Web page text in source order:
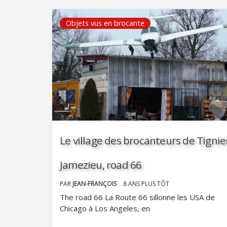
Objets vus en brocante
Le village des brocanteurs de
Jamezieu, road 66
PAR JEAN-FRANÇOIS 8 ANS PLUS TÔT
The road 66 La Route 66 sillonne les USA de
Chicago à Los Angeles, en